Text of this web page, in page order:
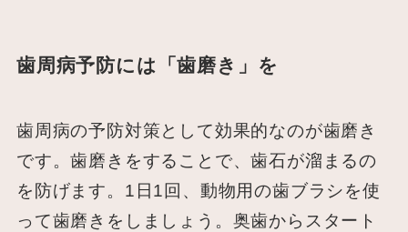
歯周病予防には「歯磨き」を
歯周病の予防対策として効果的なのが歯磨き
です。歯磨きをすることで、歯石が溜まるの
を防げます。1日1回、動物用の歯ブラシを使
って歯磨きをしましょう。奥歯からスタート